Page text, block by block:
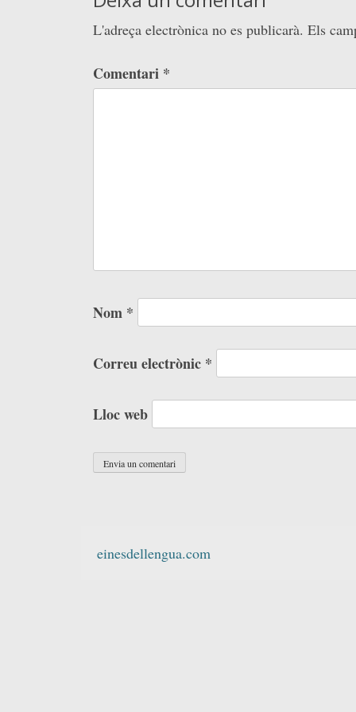
L'adreça electrònica no es publicarà. Els
Comentari *
Nom *
Correu electrònic *
Lloc web
einesdellengua.com